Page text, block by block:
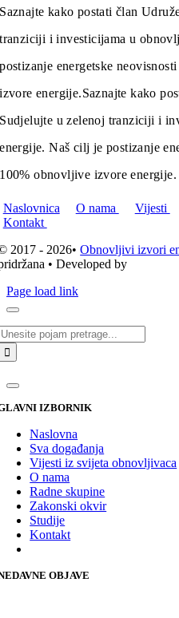
Saznajte kako postati član
tranziciji i investicijama u
postizanje energetske
izvore energije.Saznajte kako
Sudjelujte u zelenoj tranziciji i
energije. Naš cilj je postizanje
100% obnovljive izvore energije.
Naslovnica O nama Vijesti
Kontakt
2017 - 2026•Obnovljivi izvori
• Developed by
Page load link
IZBORNIK
Naslovna
Sva događanja
Vijesti iz svijeta obnovljivaca
O nama
Radne skupine
Zakonski okvir
Studije
Kontakt
OBJAVE